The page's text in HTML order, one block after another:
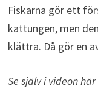
Fiskarna gör ett
kattungen, men
klättra. Då gör en
Se själv i videon